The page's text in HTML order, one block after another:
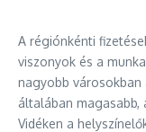
A régiónkénti
viszonyok és a
nagyobb
általában magasabb,
Vidéken a